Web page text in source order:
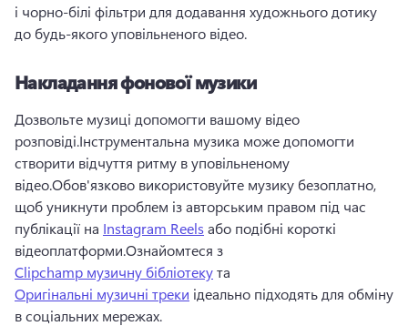
і чорно-білі фільтри для додавання художнього дотику
до будь-якого уповільненого відео.
Накладання фонової музики
Дозвольте музиці допомогти вашому відео
розповіді.Інструментальна музика може допомогти
створити відчуття ритму в уповільненому
відео.Обов'язково використовуйте музику безоплатно,
щоб уникнути проблем із авторським правом під час
публікації на Instagram Reels або подібні короткі
відеоплатформи.Ознайомтеся з
Clipchamp музичну бібліотеку та
Оригінальні музичні треки ідеально підходять для обміну
в соціальних мережах.